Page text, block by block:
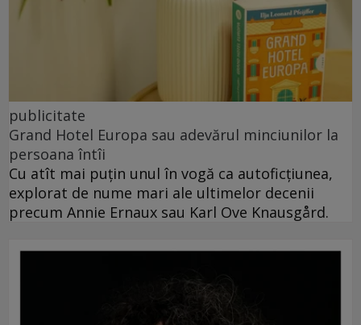
publicitate
Grand Hotel Europa sau adevărul minciunilor la
persoana întîi
Cu atît mai puțin unul în vogă ca autoficțiunea,
explorat de nume mari ale ultimelor decenii
precum Annie Ernaux sau Karl Ove Knausgård.